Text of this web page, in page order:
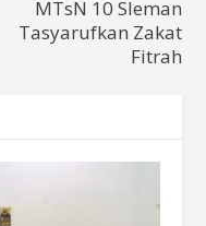
MTsN 10 Sleman
Tasyarufkan Zakat
Fitrah